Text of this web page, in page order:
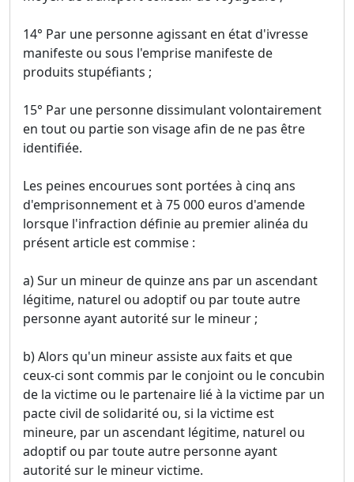
14° Par une personne agissant en état d'ivresse
manifeste ou sous l'emprise manifeste de
produits stupéfiants ;
15° Par une personne dissimulant volontairement
en tout ou partie son visage afin de ne pas être
identifiée.
Les peines encourues sont portées à cinq ans
d'emprisonnement et à 75 000 euros d'amende
lorsque l'infraction définie au premier alinéa du
présent article est commise :
a) Sur un mineur de quinze ans par un ascendant
légitime, naturel ou adoptif ou par toute autre
personne ayant autorité sur le mineur ;
b) Alors qu'un mineur assiste aux faits et que
ceux-ci sont commis par le conjoint ou le concubin
de la victime ou le partenaire lié à la victime par un
pacte civil de solidarité ou, si la victime est
mineure, par un ascendant légitime, naturel ou
adoptif ou par toute autre personne ayant
autorité sur le mineur victime.